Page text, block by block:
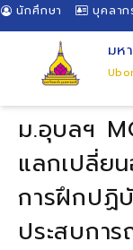
นักศึกษา บุคลาก
มห
ม.อุบลฯ
แลกเปลี่ย
การฝึกปฏิ
ประสบกา